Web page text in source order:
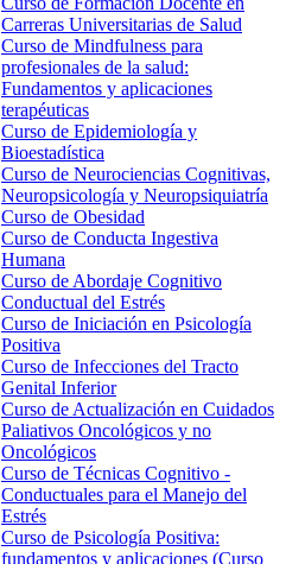
Carreras Universitarias de Salud
Curso de Mindfulness para
profesionales de la salud:
Fundamentos y aplicaciones
terapéuticas
Curso de Epidemiología y
Bioestadística
Curso de Neurociencias Cognitivas,
Neuropsicología y Neuropsiquiatría
Curso de Obesidad
Curso de Conducta Ingestiva
Humana
Curso de Abordaje Cognitivo
Conductual del Estrés
Curso de Iniciación en Psicología
Positiva
Curso de Infecciones del Tracto
Genital Inferior
Curso de Actualización en Cuidados
Paliativos Oncológicos y no
Oncológicos
Curso de Técnicas Cognitivo -
Conductuales para el Manejo del
Estrés
Curso de Psicología Positiva:
fundamentos y aplicaciones (Curso